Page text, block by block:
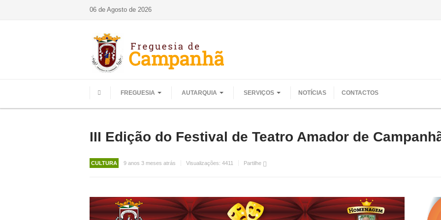
06 de Agosto de 2026
FREGUESIA AUTARQUIA SERVIÇOS NOTÍCIAS CONTACTOS
III Edição do Festival de Teatro Amador de
CULTURA 9 anos 3 meses atrás Visualizações: 4411 Partilhe